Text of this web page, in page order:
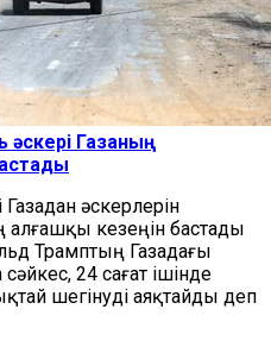
әскері Газаның
әскерлерін
алғашқы кезеңін бастады
Трамптың Газадағы
24 сағат ішінде
шегінуді аяқтайды деп